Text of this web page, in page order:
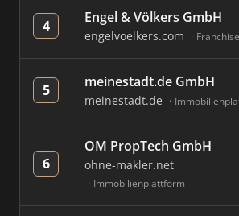
4 Engel & Völkers GmbH
engelvoelkers.com
5 meinestadt.de GmbH
meinestadt.de
6
OM PropTech GmbH
ohne-makler.net
Immobilienplattform